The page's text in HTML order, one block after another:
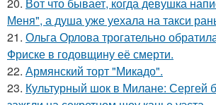
Меня", а душа уже уехала на такси
21. Ольга Орлова трогательно
Фриске в годовщину её смерти.
22. Армянский торт "Микадо".
23. Культурный шок в Милане: Сергей